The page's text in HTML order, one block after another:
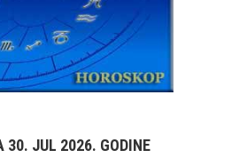
30. JUL 2026. GODINE